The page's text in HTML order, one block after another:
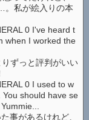
。私が絵入りの本
0 I've heard t
when I worked the
ずっと評判がいい
0 I used to w
should have se
事があるけれど、